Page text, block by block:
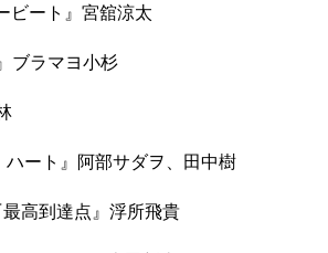
ビート』宮舘涼太
ブラマヨ小杉
ハート』阿部サダヲ、田中樹
高到達点』浮所飛貴